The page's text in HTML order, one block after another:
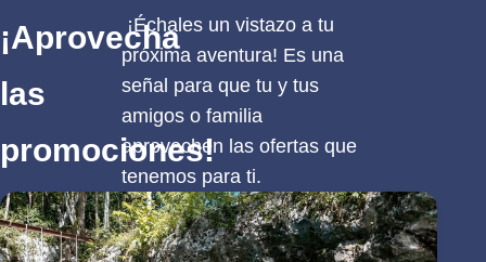
¡Aprovecha
las
promociones!
¡Échales un vistazo a tu
próxima aventura! Es una
señal para que tu y tus
amigos o familia
aprovechen las ofertas que
tenemos para ti.